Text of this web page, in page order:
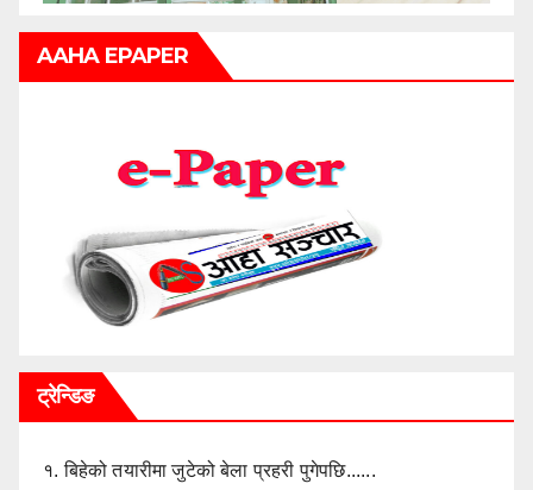
AAHA EPAPER
ट्रेन्डिङ
१.बिहेको तयारीमा जुटेको बेला प्रहरी पुगेपछि......